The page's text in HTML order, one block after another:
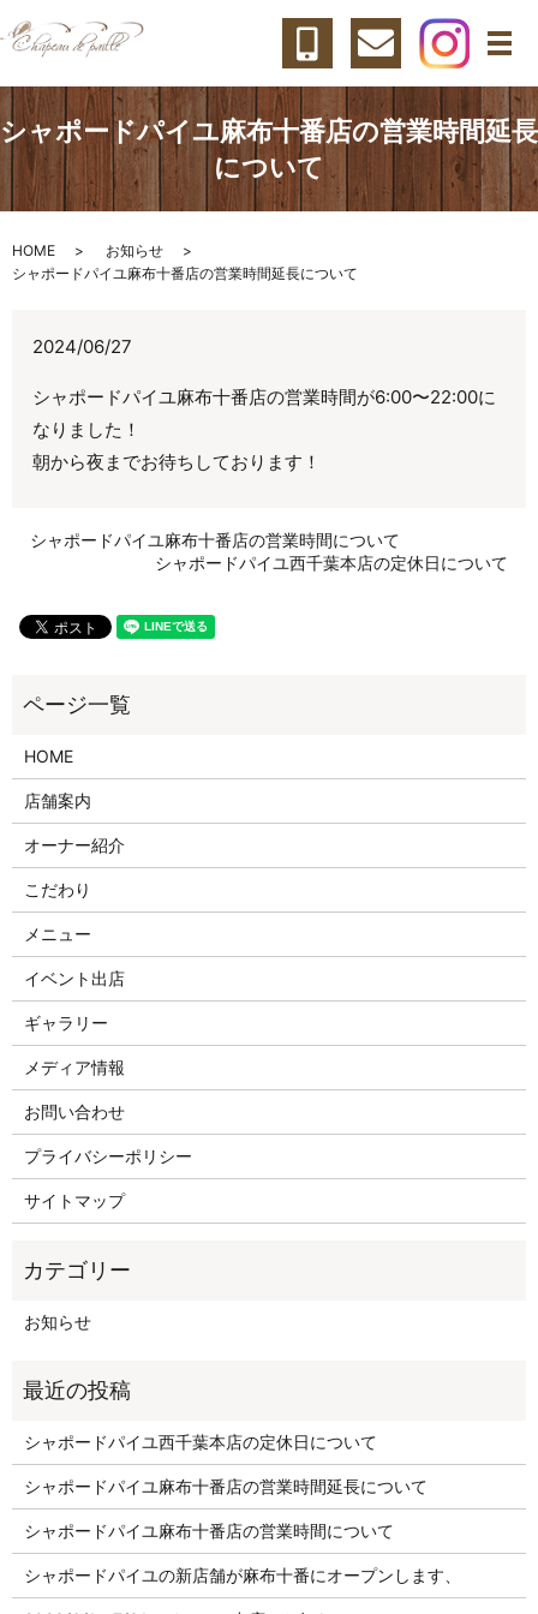
メ
シャポードパイユ麻布十番店の営業時間延長
について
HOME
お知らせ
シャポードパイユ麻布十番店の営業時間延長について
2024/06/27
シャポードパイユ麻布十番店の営業時間が6:00〜22:00に
なりました！
朝から夜までお待ちしております！
シャポードパイユ麻布十番店の営業時間について
シャポードパイユ西千葉本店の定休日について
HOME
店舗案内
オーナー紹介
こだわり
メニュー
イベント出店
ギャラリー
メディア情報
お問い合わせ
プライバシーポリシー
サイトマップ
お知らせ
シャポードパイユ西千葉本店の定休日について
シャポードパイユ麻布十番店の営業時間延長について
シャポードパイユ麻布十番店の営業時間について
シャポードパイユの新店舗が麻布十番にオープンします、